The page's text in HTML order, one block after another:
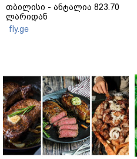
თბილისი - ანტალია 823.70
ლარიდან
fly.ge